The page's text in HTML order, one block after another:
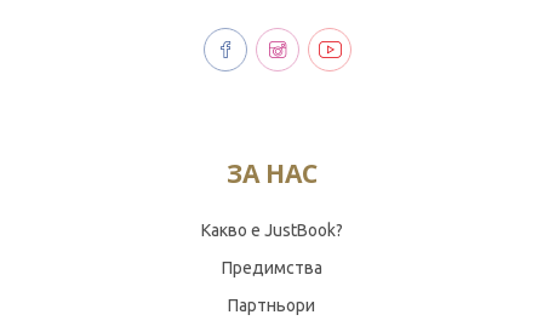
ЗА НАС
Какво е JustBook?
Предимства
Партньори